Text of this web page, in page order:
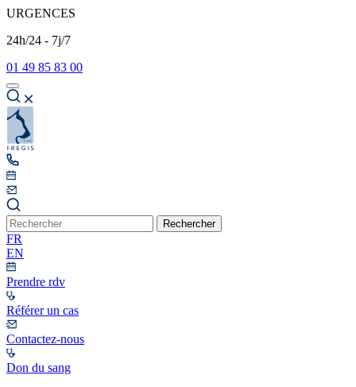
URGENCES
24h/24 - 7j/7
01 49 85 83 00
Rechercher
FR
EN
Prendre rdv
Référer un cas
Contactez-nous
Don du sang